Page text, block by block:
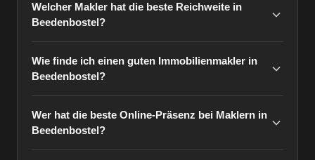
Welcher Makler hat die beste Reichweite in
Beedenbostel?
Wie finde ich einen guten Immobilienmakler in
Beedenbostel?
Wer hat die beste Online-Präsenz bei Maklern in
Beedenbostel?